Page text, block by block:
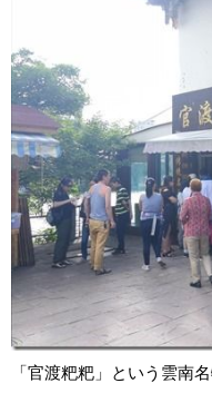
「官渡粑粑」という雲南